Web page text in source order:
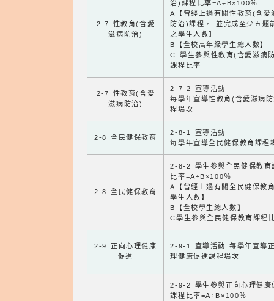
2-7 性教育(含愛
滋病防治)
治)課程比率=A÷B×100％
A【曾經上過有關性教育(含愛
防治)課程， 並完成至少五題
之學生人數】
B【全校高年級學生總人數】
C 學生參與性教育(含愛滋病
課程比率
2-7 性教育(含愛
滋病防治)
2-7-2 宣導活動
每學年宣導性教育(含愛滋病
程場次
2-8 全民健保教育
2-8-1 宣導活動
每學年宣導全民健保教育課程
2-8 全民健保教育
2-8-2 學生參與全民健保教育
比率=A÷B×100％
A【曾經上過有關全民健保教
學生人數】
B【全校學生總人數】
C學生參與全民健保教育課程
2-9 正向心理健康
促進
2-9-1 宣導活動 每學年宣導
理健康促進課程場次
2-9-2 學生參與正向心理健康
課程比率=A÷B×100％